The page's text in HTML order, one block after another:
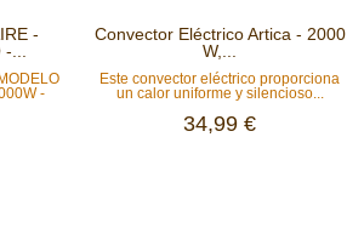
-
...
-
Convector Eléctrico Artica - 2000
W,...
Este convector eléctrico proporciona
un calor uniforme y silencioso...
34,99 €